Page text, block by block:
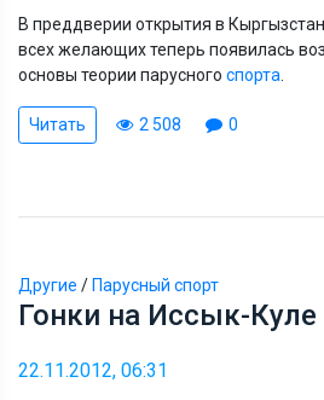
В преддверии открытия в
всех желающих теперь появилась
основы теории парусного спорта
Читать 2 508 0
Другие / Парусный спорт
Гонки на Иссык-Куле
22.11.2012, 06:31